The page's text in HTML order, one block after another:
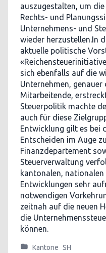
auszugestalten, um
Rechts- und
Unternehmens- und
wieder herzustellen.In
aktuelle politische
sich ebenfalls auf die
Unternehmen,
Mitarbeitende,
Steuerpolitik machte
auch für diese
Entwicklung gilt es bei
Entscheiden im Auge
Finanzdepartement
Steuerverwaltung
kantonalen,
Entwicklungen sehr
notwendigen
zeitnah auf die neuen
die
können.
Kantone SH